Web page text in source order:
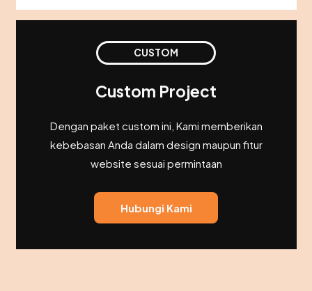
CUSTOM
Custom Project
Dengan paket custom ini, Kami memberikan
kebebasan Anda dalam design maupun fitur
website sesuai permintaan
Hubungi Kami